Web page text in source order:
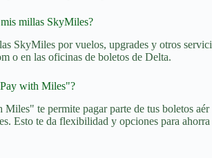
millas SkyMiles?
SkyMiles por vuelos, upgrades y otros servici
o en las oficinas de boletos de Delta.
with Miles"?
te permite pagar parte de tus boletos aér
Esto te da flexibilidad y opciones para ahorra